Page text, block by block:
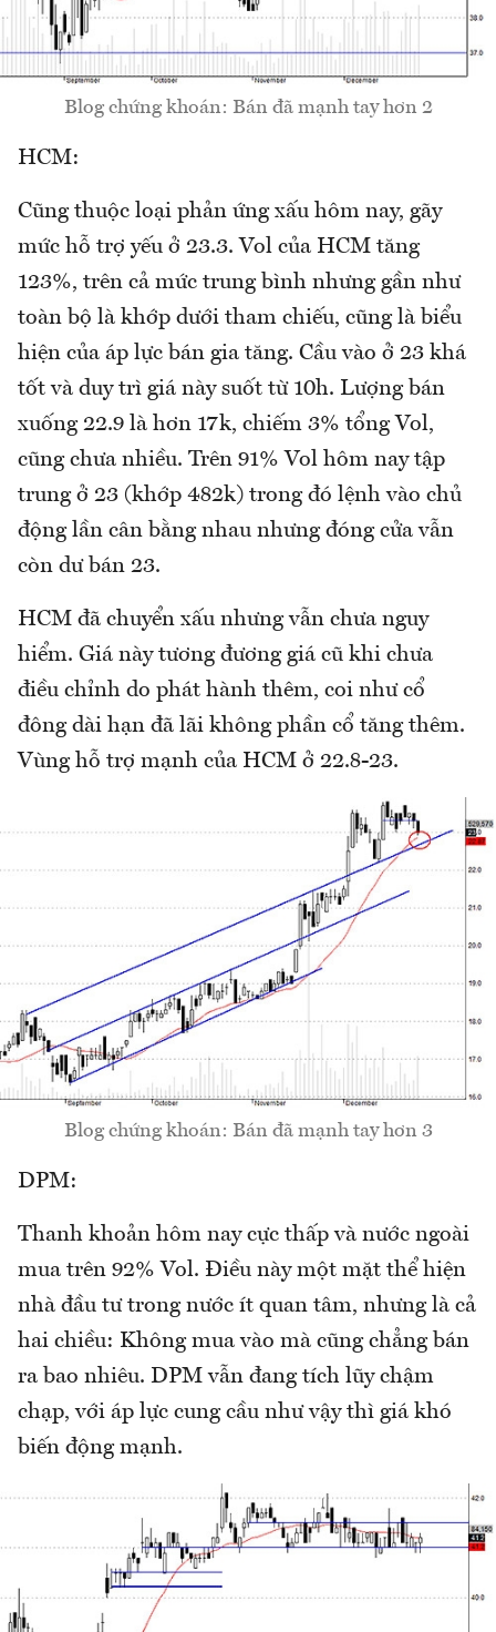
Blog chứng khoán: Bán đã mạnh tay hơn 2
HCM:
Cũng thuộc loại phản ứng xấu hôm nay, gãy
mức hỗ trợ yếu ở 23.3. Vol của HCM tăng
123%, trên cả mức trung bình nhưng gần như
toàn bộ là khớp dưới tham chiếu, cũng là biểu
hiện của áp lực bán gia tăng. Cầu vào ở 23 khá
tốt và duy trì giá này suốt từ 10h. Lượng bán
xuống 22.9 là hơn 17k, chiếm 3% tổng Vol,
cũng chưa nhiều. Trên 91% Vol hôm nay tập
trung ở 23 (khớp 482k) trong đó lệnh vào chủ
động lần cân bằng nhau nhưng đóng cửa vẫn
còn dư bán 23.
HCM đã chuyển xấu nhưng vẫn chưa nguy
hiểm. Giá này tương đương giá cũ khi chưa
điều chỉnh do phát hành thêm, coi như cổ
đông dài hạn đã lãi không phần cổ tăng thêm.
Vùng hỗ trợ mạnh của HCM ở 22.8-23.
Blog chứng khoán: Bán đã mạnh tay hơn 3
DPM:
Thanh khoản hôm nay cực thấp và nước ngoài
mua trên 92% Vol. Điều này một mặt thể hiện
nhà đầu tư trong nước ít quan tâm, nhưng là cả
hai chiều: Không mua vào mà cũng chẳng bán
ra bao nhiêu. DPM vẫn đang tích lũy chậm
chạp, với áp lực cung cầu như vậy thì giá khó
biến động mạnh.